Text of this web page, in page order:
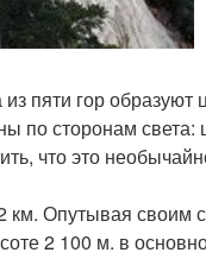
пяти гор образуют
по сторонам света:
что это
км. Опутывая своим
2 100 м. в